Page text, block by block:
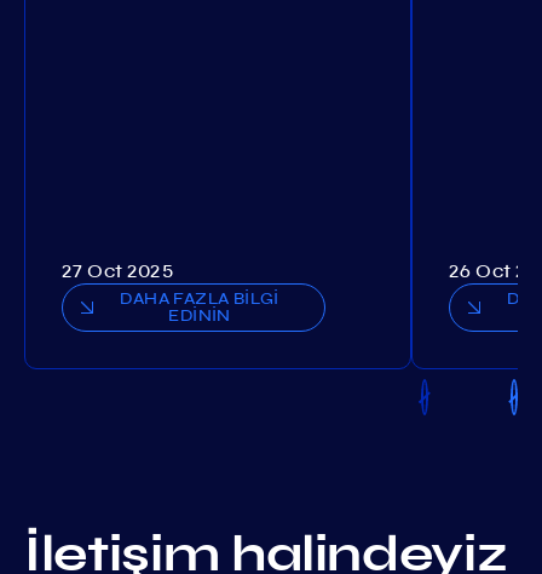
27 Oct 2025
DAHA FAZLA BİLGİ
EDİNİN
26 Oct
İletişim halindeyiz